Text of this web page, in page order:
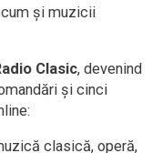
și muzicii
Clasic, devenind
și cinci
clasică, operă,